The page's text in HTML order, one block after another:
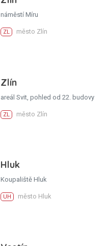
náměstí Míru
ZL město Zlín
Zlín
areál Svit, pohled od 22. budovy
ZL město Zlín
Hluk
Koupaliště Hluk
UH město Hluk